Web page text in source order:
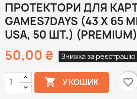
ПРОТЕКТОРИ ДЛЯ
GAMES7DAYS (43 Х 65
USA, 50 ШТ.) (PREMIUM)
50,00 ₴ Знижка за реєстрацію
 У КОШИК favorite_border